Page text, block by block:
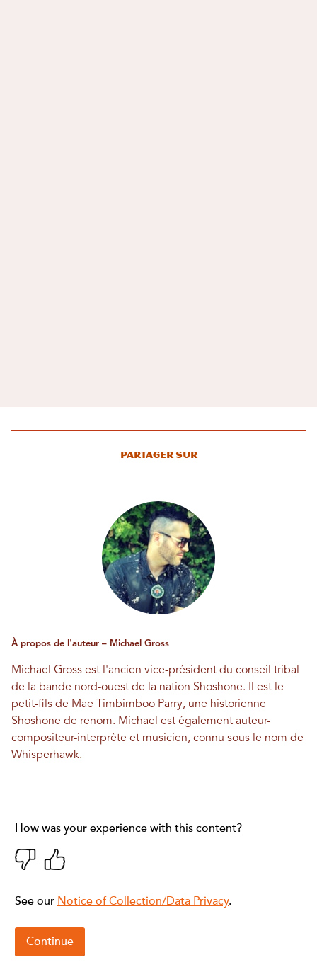
Partager sur
À propos de l'auteur – Michael Gross
Michael Gross est l'ancien vice-président du conseil tribal
de la bande nord-ouest de la nation Shoshone. Il est le
petit-fils de Mae Timbimboo Parry, une historienne
Shoshone de renom. Michael est également auteur-
compositeur-interprète et musicien, connu sous le nom de
Whisperhawk.